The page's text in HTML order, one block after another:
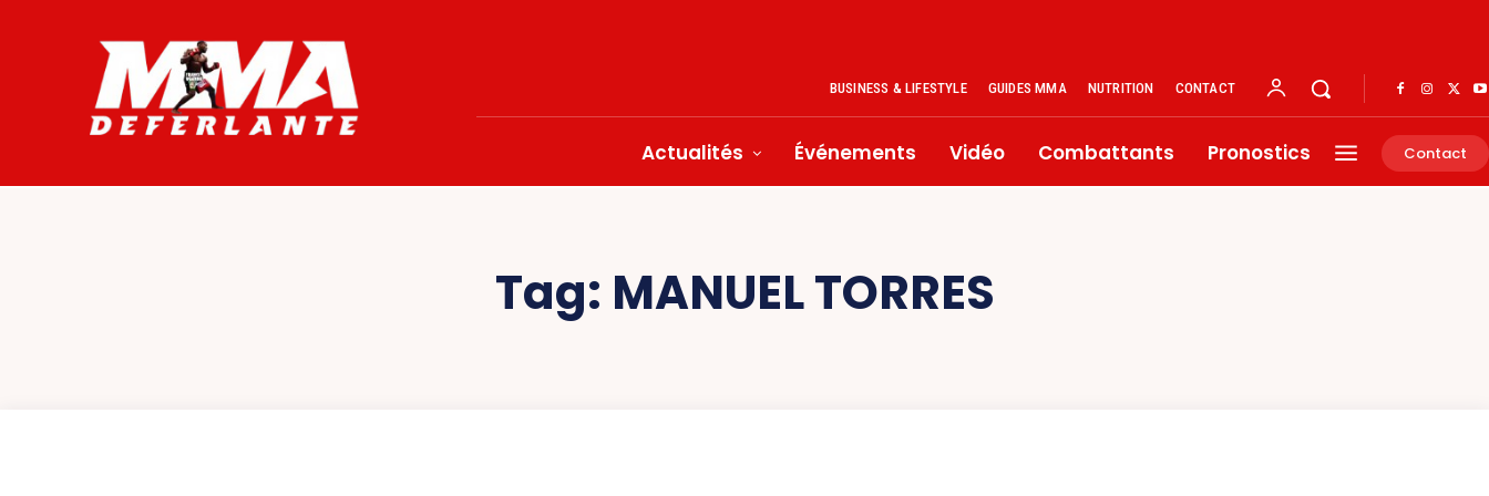
BUSINESS & LIFESTYLE GUIDES MMA NUTRITION CONTACT
Actualités Événements Vidéo Combattants Pronostics Contact
Tag: MANUEL TORRES